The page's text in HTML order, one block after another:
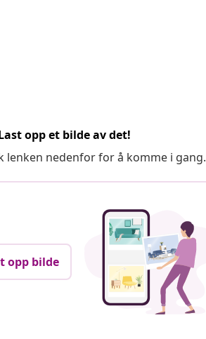
opp et bilde av det!
lenken nedenfor for å komme i gang.
opp bilde